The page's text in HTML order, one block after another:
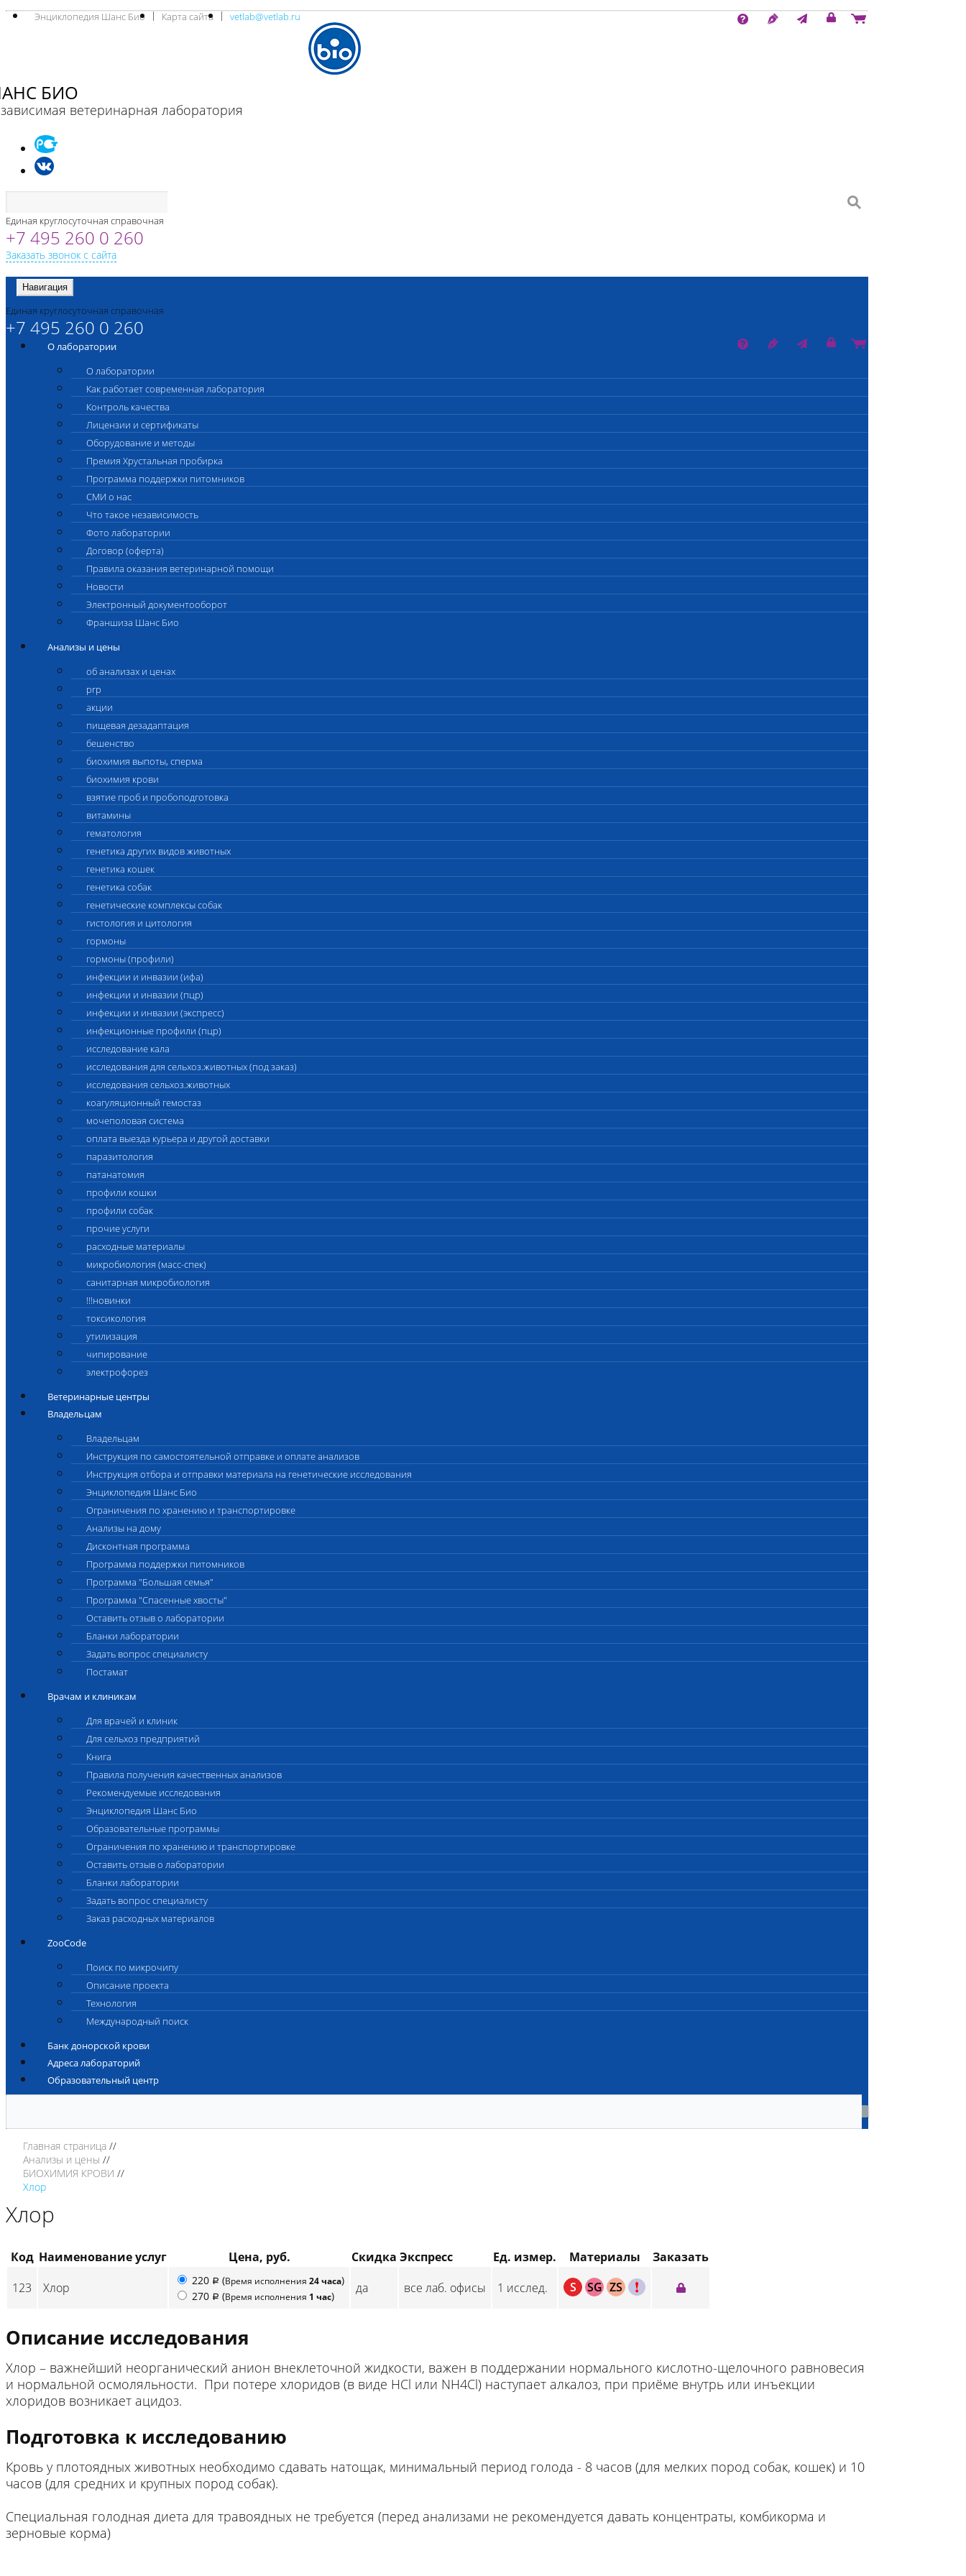
Энциклопедия Шанс Био Карта сайта vetlab@vetlab.ru
БИО
ветеринарная лаборатория
Единая круглосуточная справочная
+7 495 260 0 260
Заказать звонок с сайта
Навигация
Единая круглосуточная справочная
+7 495 260 0 260
О лаборатории
О лаборатории
Как работает современная лаборатория
Контроль качества
Лицензии и сертификаты
Оборудование и методы
Премия Хрустальная пробирка
Программа поддержки питомников
СМИ о нас
Что такое независимость
Фото лаборатории
Договор (оферта)
Правила оказания ветеринарной помощи
Новости
Электронный документооборот
Франшиза Шанс Био
Анализы и цены
об анализах и ценах
prp
акции
пищевая дезадаптация
бешенство
биохимия выпоты, сперма
биохимия крови
взятие проб и пробоподготовка
витамины
гематология
генетика других видов животных
генетика кошек
генетика собак
генетические комплексы собак
гистология и цитология
гормоны
гормоны (профили)
инфекции и инвазии (ифа)
инфекции и инвазии (пцр)
инфекции и инвазии (экспресс)
инфекционные профили (пцр)
исследование кала
исследования для сельхоз.животных (под заказ)
исследования сельхоз.животных
коагуляционный гемостаз
мочеполовая система
оплата выезда курьера и другой доставки
паразитология
патанатомия
профили кошки
профили собак
прочие услуги
расходные материалы
микробиология (масс-спек)
санитарная микробиология
!!!новинки
токсикология
утилизация
чипирование
электрофорез
Ветеринарные центры
Владельцам
Владельцам
Инструкция по самостоятельной отправке и оплате анализов
Инструкция отбора и отправки материала на генетические исследования
Энциклопедия Шанс Био
Ограничения по хранению и транспортировке
Анализы на дому
Дисконтная программа
Программа поддержки питомников
Программа "Большая семья"
Программа "Спасенные хвосты"
Оставить отзыв о лаборатории
Бланки лаборатории
Задать вопрос специалисту
Постамат
Врачам и клиникам
Для врачей и клиник
Для сельхоз предприятий
Книга
Правила получения качественных анализов
Рекомендуемые исследования
Энциклопедия Шанс Био
Образовательные программы
Ограничения по хранению и транспортировке
Оставить отзыв о лаборатории
Бланки лаборатории
Задать вопрос специалисту
Заказ расходных материалов
ZooCode
Поиск по микрочипу
Описание проекта
Технология
Международный поиск
Банк донорской крови
Адреса лабораторий
Образовательный центр
Главная страница
Анализы и цены
БИОХИМИЯ КРОВИ
Хлор
Хлор
Код Наименование услуг Цена, руб. Скидка Экспресс Ед. измер. Материалы
Заказать
123
Хлор 220 p (Время исполнения 24 часа)
270 p (Время исполнения 1 час)
да все лаб. офисы 1 исслед. S SG ZS C
Описание исследования
Хлор – важнейший неорганический анион внеклеточной жидкости, важен в поддержании нормального кислотно-щелочного равновесия
и нормальной осмоляльности. При потере хлоридов (в виде HCl или NH4Cl) наступает алкалоз, при приёме внутрь или инъекции
хлоридов возникает ацидоз.
Подготовка к исследованию
Кровь у плотоядных животных необходимо сдавать натощак, минимальный период голода - 8 часов (для мелких пород собак, кошек) и 10
часов (для средних и крупных пород собак).
Специальная голодная диета для травоядных не требуется (перед анализами не рекомендуется давать концентраты, комбикорма и
зерновые корма)